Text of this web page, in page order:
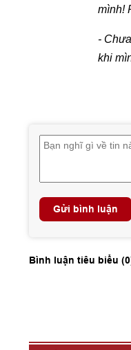
mình!
-
khi
Gửi bình luận
Bình luận tiêu biểu (0